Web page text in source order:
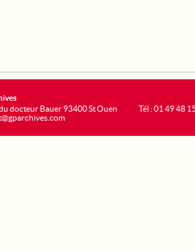
docteur Bauer 93400 St Ouen
Tél : 01 49 48